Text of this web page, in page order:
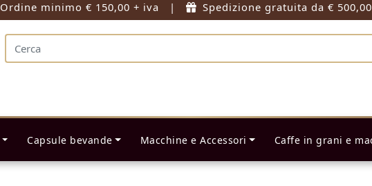
Ordine minimo € 150,00 + iva | Spedizione gratuita da €
Capsule bevande Macchine e Accessori Caffe in grani e